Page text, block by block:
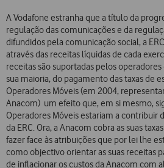
A Vodafone estranha que a título da
regulação das comunicações e da
difundidos pela comunicação social, a
através das receitas líquidas de cada
receitas são suportadas pelos
sua maioria, do pagamento das taxas de
Operadores Móveis (em 2004,
Anacom)  um efeito que, em si mesmo,
Operadores Móveis estariam a contribuir
da ERC. Ora, a Anacom cobra as suas
fazer face às atribuições que por lei lhe
como objectivo orientar as suas receitas
de inflacionar os custos da Anacom com